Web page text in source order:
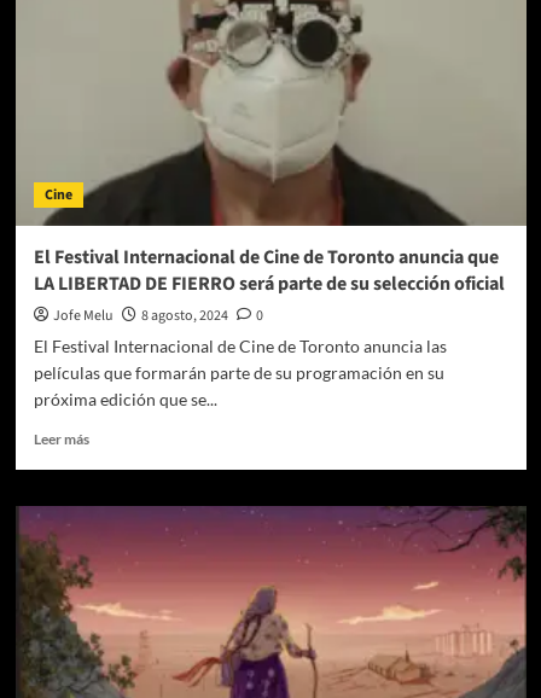
Cine
El Festival Internacional de Cine de Toronto anuncia que
LA LIBERTAD DE FIERRO será parte de su selección oficial
Jofe Melu 8 agosto, 2024
0
El Festival Internacional de Cine de Toronto anuncia las
películas que formarán parte de su programación en su
próxima edición que se...
Leer másLeer
El
Internacional
de
Toronto
anuncia
que